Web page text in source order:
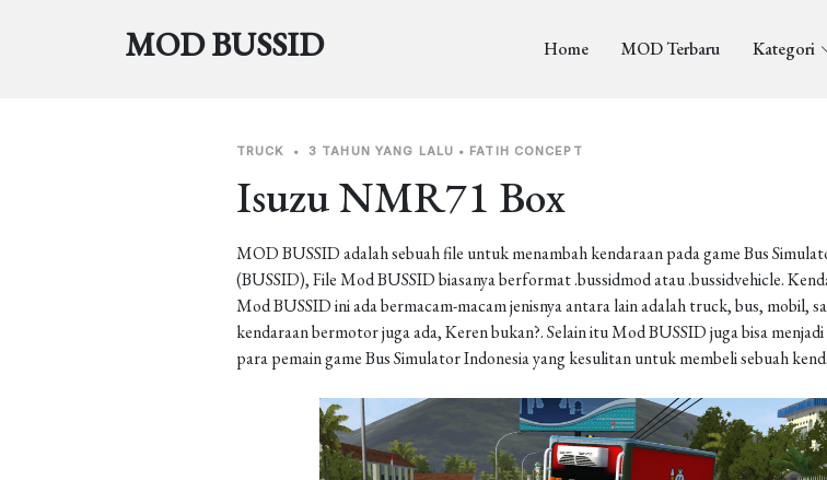
MOD BUSSID Home MOD Terbaru Kategori
TRUCK • 3 TAHUN YANG LALU • FATIH CONCEPT
Isuzu NMR71 Box
MOD BUSSID adalah sebuah file untuk menambah kendaraan pada game Bus
(BUSSID), File Mod BUSSID biasanya berformat .bussidmod atau .bussidvehicle.
Mod BUSSID ini ada bermacam-macam jenisnya antara lain adalah truck, bus, mobil,
kendaraan bermotor juga ada, Keren bukan?. Selain itu Mod BUSSID juga bisa
para pemain game Bus Simulator Indonesia yang kesulitan untuk membeli sebuah